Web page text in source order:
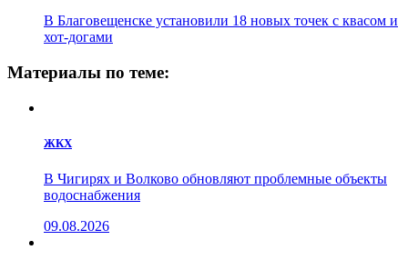
В Благовещенске установили 18 новых точек с квасом и
хот-догами
Материалы по теме:
ЖКХ
В Чигирях и Волково обновляют проблемные объекты
водоснабжения
09.08.2026